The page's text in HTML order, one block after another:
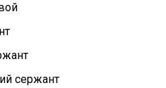
сержант